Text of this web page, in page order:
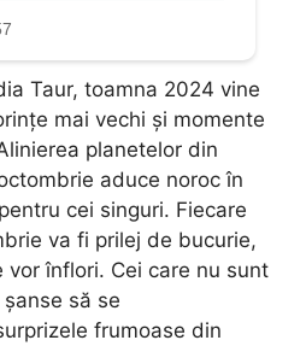
Taur, toamna 2024 vine
mai vechi și momente
planetelor din
aduce noroc în
cei singuri. Fiecare
va fi prilej de bucurie,
vor înflori. Cei care nu sunt
să se
frumoase din